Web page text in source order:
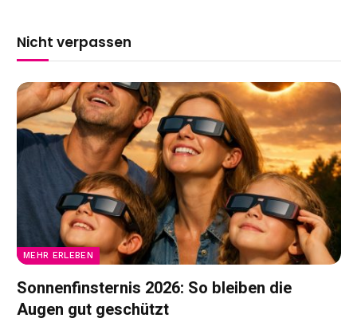
Nicht verpassen
MEHR ERLEBEN
Sonnenfinsternis 2026: So bleiben die
Augen gut geschützt